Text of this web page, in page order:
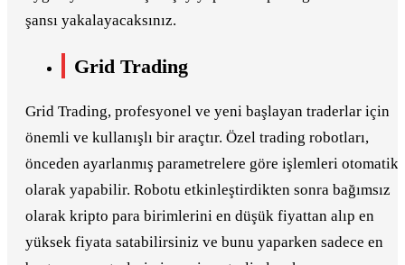
şansı yakalayacaksınız.
Grid Trading
Grid Trading, profesyonel ve yeni başlayan traderlar için
önemli ve kullanışlı bir araçtır. Özel trading robotları,
önceden ayarlanmış parametrelere göre işlemleri otomatik
olarak yapabilir. Robotu etkinleştirdikten sonra bağımsız
olarak kripto para birimlerini en düşük fiyattan alıp en
yüksek fiyata satabilirsiniz ve bunu yaparken sadece en